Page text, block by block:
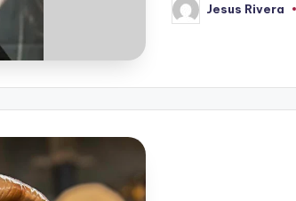
Publicado
por
Jesus Rivera